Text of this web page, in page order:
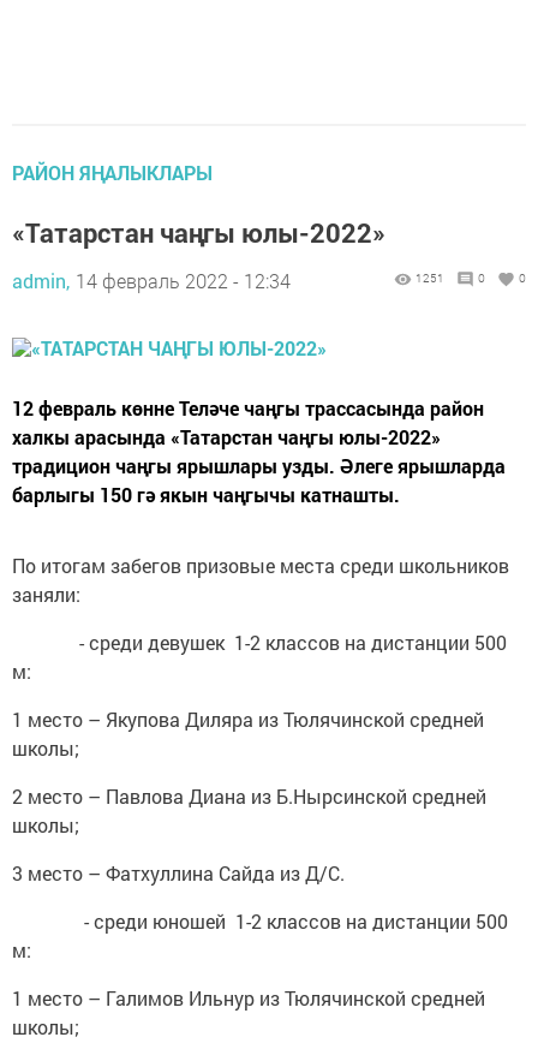
РАЙОН ЯҢАЛЫКЛАРЫ
«Татарстан чаңгы юлы-2022»
admin, 14 февраль 2022 - 12:34 1251 0 0
12 февраль көнне Теләче чаңгы трассасында район
халкы арасында «Татарстан чаңгы юлы-2022»
традицион чаңгы ярышлары узды. Әлеге ярышларда
барлыгы 150 гә якын чаңгычы катнашты.
По итогам забегов призовые места среди школьников
заняли:
- среди девушек 1-2 классов на дистанции 500
м:
1 место – Якупова Диляра из Тюлячинской средней
школы;
2 место – Павлова Диана из Б.Нырсинской средней
школы;
3 место – Фатхуллина Сайда из Д/С.
- среди юношей 1-2 классов на дистанции 500
м:
1 место – Галимов Ильнур из Тюлячинской средней
школы;